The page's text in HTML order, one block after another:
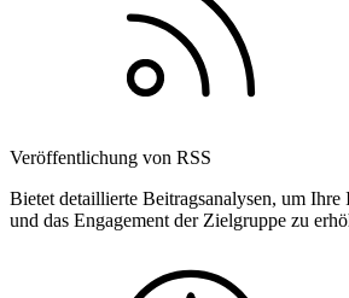
Veröffentlichung von RSS
Bietet detaillierte Beitragsanalysen, um Ihre
und das Engagement der Zielgruppe zu